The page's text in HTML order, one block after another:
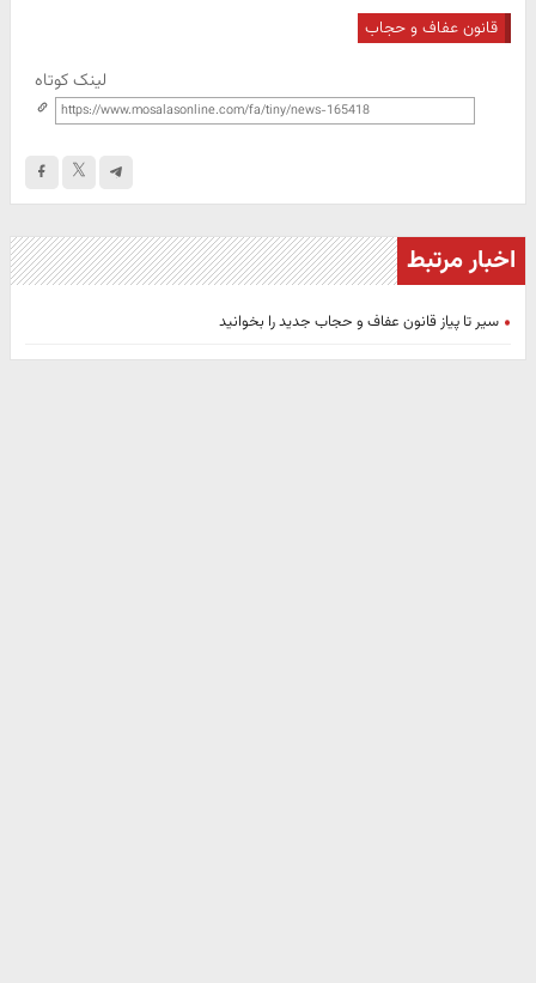
قانون عفاف و حجاب
لینک کوتاه
اخبار مرتبط
سیر تا پیاز قانون عفاف و حجاب جدید را بخوانید